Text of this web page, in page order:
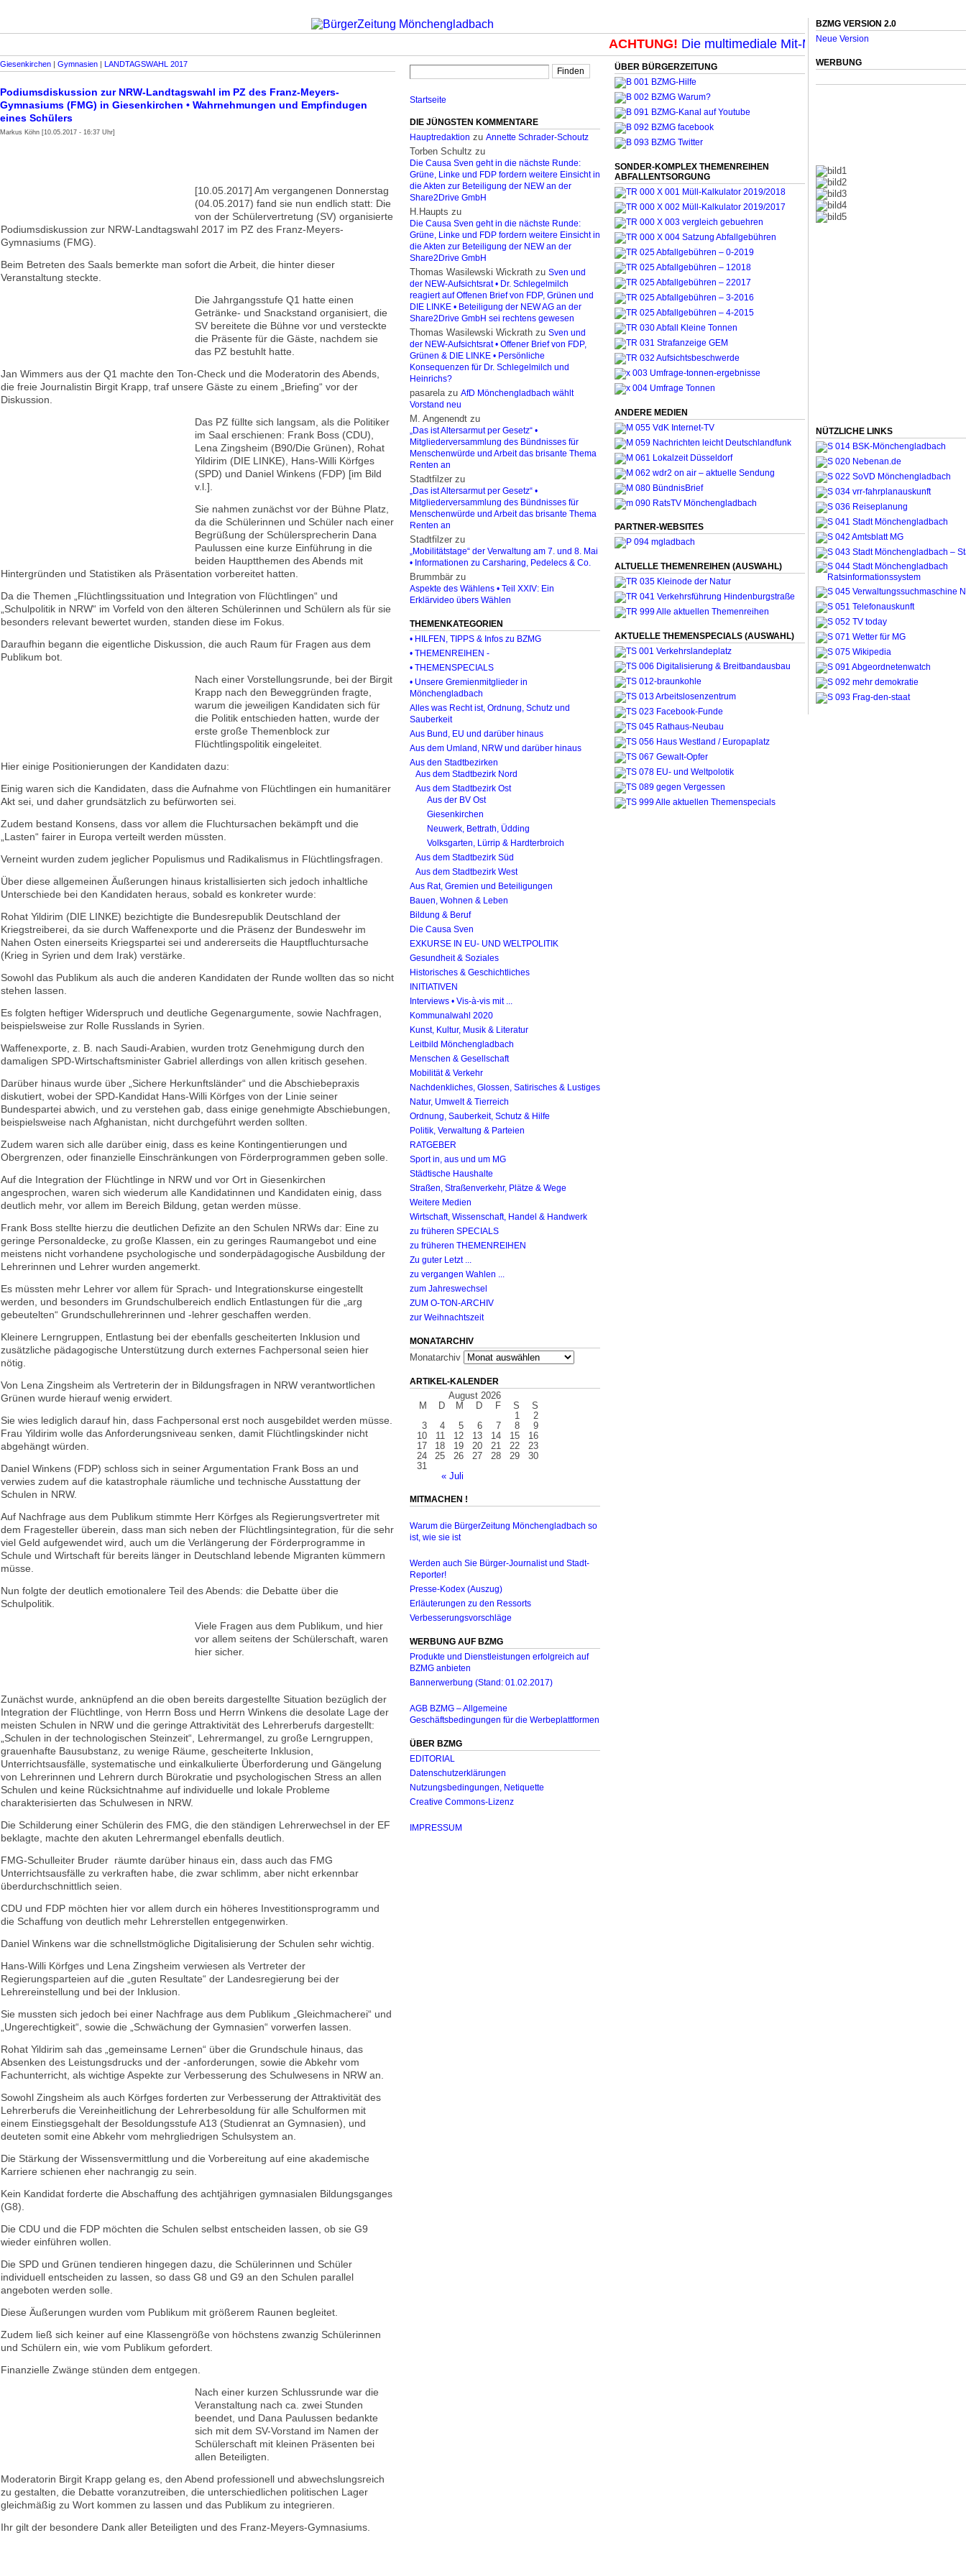
ACHTUNG!Die multimediale Mit-Mach-Zeitung für
Giesenkirchen | Gymnasien | LANDTAGSWAHL 2017
Podiumsdiskussion zur NRW-Landtagswahl im PZ des Franz-Meyers-
Gymnasiums (FMG) in Giesenkirchen • Wahrnehmungen und Empfindugen
eines Schülers
Markus Köhn [10.05.2017 - 16:37 Uhr]
[10.05.2017] Am vergangenen Donnerstag
(04.05.2017) fand sie nun endlich statt: Die
von der Schülervertretung (SV) organisierte
Podiumsdiskussion zur NRW-Landtagswahl 2017 im PZ des Franz-Meyers-
Gymnasiums (FMG).
Beim Betreten des Saals bemerkte man sofort die Arbeit, die hinter dieser
Veranstaltung steckte.
Die Jahrgangsstufe Q1 hatte einen
Getränke- und Snackstand organisiert, die
SV bereitete die Bühne vor und versteckte
die Präsente für die Gäste, nachdem sie
das PZ bestuhlt hatte.
Jan Wimmers aus der Q1 machte den Ton-Check und die Moderatorin des Abends,
die freie Journalistin Birgit Krapp, traf unsere Gäste zu einem „Briefing“ vor der
Diskussion.
Das PZ füllte sich langsam, als die Politiker
im Saal erschienen: Frank Boss (CDU),
Lena Zingsheim (B90/Die Grünen), Rohat
Yildirim (DIE LINKE), Hans-Willi Körfges
(SPD) und Daniel Winkens (FDP) [im Bild
v.l.].
Sie nahmen zunächst vor der Bühne Platz,
da die Schülerinnen und Schüler nach einer
Begrüßung der Schülersprecherin Dana
Paulussen eine kurze Einführung in die
beiden Hauptthemen des Abends mit
Hintergründen und Statistiken als Präsentation vorbereitet hatten.
Da die Themen „Flüchtlingssituation und Integration von Flüchtlingen“ und
„Schulpolitik in NRW“ im Vorfeld von den älteren Schülerinnen und Schülern als für sie
besonders relevant bewertet wurden, standen diese im Fokus.
Daraufhin begann die eigentliche Diskussion, die auch Raum für Fragen aus dem
Publikum bot.
Nach einer Vorstellungsrunde, bei der Birgit
Krapp nach den Beweggründen fragte,
warum die jeweiligen Kandidaten sich für
die Politik entschieden hatten, wurde der
erste große Themenblock zur
Flüchtlingspolitik eingeleitet.
Hier einige Positionierungen der Kandidaten dazu:
Einig waren sich die Kandidaten, dass die Aufnahme von Flüchtlingen ein humanitärer
Akt sei, und daher grundsätzlich zu befürworten sei.
Zudem bestand Konsens, dass vor allem die Fluchtursachen bekämpft und die
„Lasten“ fairer in Europa verteilt werden müssten.
Verneint wurden zudem jeglicher Populismus und Radikalismus in Flüchtlingsfragen.
Über diese allgemeinen Äußerungen hinaus kristallisierten sich jedoch inhaltliche
Unterschiede bei den Kandidaten heraus, sobald es konkreter wurde:
Rohat Yildirim (DIE LINKE) bezichtigte die Bundesrepublik Deutschland der
Kriegstreiberei, da sie durch Waffenexporte und die Präsenz der Bundeswehr im
Nahen Osten einerseits Kriegspartei sei und andererseits die Hauptfluchtursache
(Krieg in Syrien und dem Irak) verstärke.
Sowohl das Publikum als auch die anderen Kandidaten der Runde wollten das so nicht
stehen lassen.
Es folgten heftiger Widerspruch und deutliche Gegenargumente, sowie Nachfragen,
beispielsweise zur Rolle Russlands in Syrien.
Waffenexporte, z. B. nach Saudi-Arabien, wurden trotz Genehmigung durch den
damaligen SPD-Wirtschaftsminister Gabriel allerdings von allen kritisch gesehen.
Darüber hinaus wurde über „Sichere Herkunftsländer“ und die Abschiebepraxis
diskutiert, wobei der SPD-Kandidat Hans-Willi Körfges von der Linie seiner
Bundespartei abwich, und zu verstehen gab, dass einige genehmigte Abschiebungen,
beispielsweise nach Afghanistan, nicht durchgeführt werden sollten.
Zudem waren sich alle darüber einig, dass es keine Kontingentierungen und
Obergrenzen, oder finanzielle Einschränkungen von Förderprogrammen geben solle.
Auf die Integration der Flüchtlinge in NRW und vor Ort in Giesenkirchen
angesprochen, waren sich wiederum alle Kandidatinnen und Kandidaten einig, dass
deutlich mehr, vor allem im Bereich Bildung, getan werden müsse.
Frank Boss stellte hierzu die deutlichen Defizite an den Schulen NRWs dar: Eine zu
geringe Personaldecke, zu große Klassen, ein zu geringes Raumangebot und eine
meistens nicht vorhandene psychologische und sonderpädagogische Ausbildung der
Lehrerinnen und Lehrer wurden angemerkt.
Es müssten mehr Lehrer vor allem für Sprach- und Integrationskurse eingestellt
werden, und besonders im Grundschulbereich endlich Entlastungen für die „arg
gebeutelten“ Grundschullehrerinnen und -lehrer geschaffen werden.
Kleinere Lerngruppen, Entlastung bei der ebenfalls gescheiterten Inklusion und
zusätzliche pädagogische Unterstützung durch externes Fachpersonal seien hier
nötig.
Von Lena Zingsheim als Vertreterin der in Bildungsfragen in NRW verantwortlichen
Grünen wurde hierauf wenig erwidert.
Sie wies lediglich darauf hin, dass Fachpersonal erst noch ausgebildet werden müsse.
Frau Yildirim wolle das Anforderungsniveau senken, damit Flüchtlingskinder nicht
abgehängt würden.
Daniel Winkens (FDP) schloss sich in seiner Argumentation Frank Boss an und
verwies zudem auf die katastrophale räumliche und technische Ausstattung der
Schulen in NRW.
Auf Nachfrage aus dem Publikum stimmte Herr Körfges als Regierungsvertreter mit
dem Fragesteller überein, dass man sich neben der Flüchtlingsintegration, für die sehr
viel Geld aufgewendet wird, auch um die Verlängerung der Förderprogramme in
Schule und Wirtschaft für bereits länger in Deutschland lebende Migranten kümmern
müsse.
Nun folgte der deutlich emotionalere Teil des Abends: die Debatte über die
Schulpolitik.
Viele Fragen aus dem Publikum, und hier
vor allem seitens der Schülerschaft, waren
hier sicher.
Zunächst wurde, anknüpfend an die oben bereits dargestellte Situation bezüglich der
Integration der Flüchtlinge, von Herrn Boss und Herrn Winkens die desolate Lage der
meisten Schulen in NRW und die geringe Attraktivität des Lehrerberufs dargestellt:
„Schulen in der technologischen Steinzeit“, Lehrermangel, zu große Lerngruppen,
grauenhafte Bausubstanz, zu wenige Räume, gescheiterte Inklusion,
Unterrichtsausfälle, systematische und einkalkulierte Überforderung und Gängelung
von Lehrerinnen und Lehrern durch Bürokratie und psychologischen Stress an allen
Schulen und keine Rücksichtnahme auf individuelle und lokale Probleme
charakterisierten das Schulwesen in NRW.
Die Schilderung einer Schülerin des FMG, die den ständigen Lehrerwechsel in der EF
beklagte, machte den akuten Lehrermangel ebenfalls deutlich.
FMG-Schulleiter Bruder räumte darüber hinaus ein, dass auch das FMG
Unterrichtsausfälle zu verkraften habe, die zwar schlimm, aber nicht erkennbar
überdurchschnittlich seien.
CDU und FDP möchten hier vor allem durch ein höheres Investitionsprogramm und
die Schaffung von deutlich mehr Lehrerstellen entgegenwirken.
Daniel Winkens war die schnellstmögliche Digitalisierung der Schulen sehr wichtig.
Hans-Willi Körfges und Lena Zingsheim verwiesen als Vertreter der
Regierungsparteien auf die „guten Resultate“ der Landesregierung bei der
Lehrereinstellung und bei der Inklusion.
Sie mussten sich jedoch bei einer Nachfrage aus dem Publikum „Gleichmacherei“ und
„Ungerechtigkeit“, sowie die „Schwächung der Gymnasien“ vorwerfen lassen.
Rohat Yildirim sah das „gemeinsame Lernen“ über die Grundschule hinaus, das
Absenken des Leistungsdrucks und der -anforderungen, sowie die Abkehr vom
Fachunterricht, als wichtige Aspekte zur Verbesserung des Schulwesens in NRW an.
Sowohl Zingsheim als auch Körfges forderten zur Verbesserung der Attraktivität des
Lehrerberufs die Vereinheitlichung der Lehrerbesoldung für alle Schulformen mit
einem Einstiegsgehalt der Besoldungsstufe A13 (Studienrat an Gymnasien), und
deuteten somit eine Abkehr vom mehrgliedrigen Schulsystem an.
Die Stärkung der Wissensvermittlung und die Vorbereitung auf eine akademische
Karriere schienen eher nachrangig zu sein.
Kein Kandidat forderte die Abschaffung des achtjährigen gymnasialen Bildungsganges
(G8).
Die CDU und die FDP möchten die Schulen selbst entscheiden lassen, ob sie G9
wieder einführen wollen.
Die SPD und Grünen tendieren hingegen dazu, die Schülerinnen und Schüler
individuell entscheiden zu lassen, so dass G8 und G9 an den Schulen parallel
angeboten werden solle.
Diese Äußerungen wurden vom Publikum mit größerem Raunen begleitet.
Zudem ließ sich keiner auf eine Klassengröße von höchstens zwanzig Schülerinnen
und Schülern ein, wie vom Publikum gefordert.
Finanzielle Zwänge stünden dem entgegen.
Nach einer kurzen Schlussrunde war die
Veranstaltung nach ca. zwei Stunden
beendet, und Dana Paulussen bedankte
sich mit dem SV-Vorstand im Namen der
Schülerschaft mit kleinen Präsenten bei
allen Beteiligten.
Moderatorin Birgit Krapp gelang es, den Abend professionell und abwechslungsreich
zu gestalten, die Debatte voranzutreiben, die unterschiedlichen politischen Lager
gleichmäßig zu Wort kommen zu lassen und das Publikum zu integrieren.
Ihr gilt der besondere Dank aller Beteiligten und des Franz-Meyers-Gymnasiums.
Startseite
DIE JÜNGSTEN KOMMENTARE
Hauptredaktion zu Annette Schrader-Schoutz
Torben Schultz zu
Die Causa Sven geht in die nächste Runde:
Grüne, Linke und FDP fordern weitere Einsicht in
die Akten zur Beteiligung der NEW an der
Share2Drive GmbH
H.Haupts zu
Die Causa Sven geht in die nächste Runde:
Grüne, Linke und FDP fordern weitere Einsicht in
die Akten zur Beteiligung der NEW an der
Share2Drive GmbH
Thomas Wasilewski Wickrath zu Sven und
der NEW-Aufsichtsrat • Dr. Schlegelmilch
reagiert auf Offenen Brief von FDP, Grünen und
DIE LINKE • Beteiligung der NEW AG an der
Share2Drive GmbH sei rechtens gewesen
Thomas Wasilewski Wickrath zu Sven und
der NEW-Aufsichtsrat • Offener Brief von FDP,
Grünen & DIE LINKE • Persönliche
Konsequenzen für Dr. Schlegelmilch und
Heinrichs?
pasarelazu AfD Mönchengladbach wählt
Vorstand neu
M. Angenendt zu
„Das ist Altersarmut per Gesetz“ •
Mitgliederversammlung des Bündnisses für
Menschenwürde und Arbeit das brisante Thema
Renten an
Stadtfilzer zu
„Das ist Altersarmut per Gesetz“ •
Mitgliederversammlung des Bündnisses für
Menschenwürde und Arbeit das brisante Thema
Renten an
Stadtfilzer zu
„Mobilitätstage“ der Verwaltung am 7. und 8. Mai
• Informationen zu Carsharing, Pedelecs & Co.
Brummbär zu
Aspekte des Wählens • Teil XXIV: Ein
Erklärvideo übers Wählen
THEMENKATEGORIEN
• HILFEN, TIPPS & Infos zu BZMG
• THEMENREIHEN -
• THEMENSPECIALS
• Unsere Gremienmitglieder in
Mönchengladbach
Alles was Recht ist, Ordnung, Schutz und
Sauberkeit
Aus Bund, EU und darüber hinaus
Aus dem Umland, NRW und darüber hinaus
Aus den Stadtbezirken
Aus dem Stadtbezirk Nord
Aus dem Stadtbezirk Ost
Aus der BV Ost
Giesenkirchen
Neuwerk, Bettrath, Üdding
Volksgarten, Lürrip & Hardterbroich
Aus dem Stadtbezirk Süd
Aus dem Stadtbezirk West
Aus Rat, Gremien und Beteiligungen
Bauen, Wohnen & Leben
Bildung & Beruf
Die Causa Sven
EXKURSE IN EU- UND WELTPOLITIK
Gesundheit & Soziales
Historisches & Geschichtliches
INITIATIVEN
Interviews • Vis-à-vis mit ...
Kommunalwahl 2020
Kunst, Kultur, Musik & Literatur
Leitbild Mönchengladbach
Menschen & Gesellschaft
Mobilität & Verkehr
Nachdenkliches, Glossen, Satirisches & Lustiges
Natur, Umwelt & Tierreich
Ordnung, Sauberkeit, Schutz & Hilfe
Politik, Verwaltung & Parteien
RATGEBER
Sport in, aus und um MG
Städtische Haushalte
Straßen, Straßenverkehr, Plätze & Wege
Weitere Medien
Wirtschaft, Wissenschaft, Handel & Handwerk
zu früheren SPECIALS
zu früheren THEMENREIHEN
Zu guter Letzt ...
zu vergangen Wahlen ...
zum Jahreswechsel
ZUM O-TON-ARCHIV
zur Weihnachtszeit
MONATARCHIV
Monatarchiv
ARTIKEL-KALENDER
August 2026
M
D M D F S S
« Juli
1
2
3
4 5 6 7 8
9
10
11 12 13 14 15
16
17
18 19 20 21 22
23
24
25 26 27 28 29
30
31
MITMACHEN !
Warum die BürgerZeitung Mönchengladbach so
ist, wie sie ist
Werden auch Sie Bürger-Journalist und Stadt-
Reporter!
Presse-Kodex (Auszug)
Erläuterungen zu den Ressorts
Verbesserungsvorschläge
WERBUNG AUF BZMG
Produkte und Dienstleistungen erfolgreich auf
BZMG anbieten
Bannerwerbung (Stand: 01.02.2017)
AGB BZMG – Allgemeine
Geschäftsbedingungen für die Werbeplattformen
ÜBER BZMG
EDITORIAL
Datenschutzerklärungen
Nutzungsbedingungen, Netiquette
Creative Commons-Lizenz
IMPRESSUM
ÜBER BÜRGERZEITUNG
SONDER-KOMPLEX THEMENREIHEN
ABFALLENTSORGUNG
ANDERE MEDIEN
PARTNER-WEBSITES
ALTUELLE THEMENREIHEN (AUSWAHL)
AKTUELLE THEMENSPECIALS (AUSWAHL)
BZMG VERSION 2.0
Neue Version
WERBUNG
NÜTZLICHE LINKS